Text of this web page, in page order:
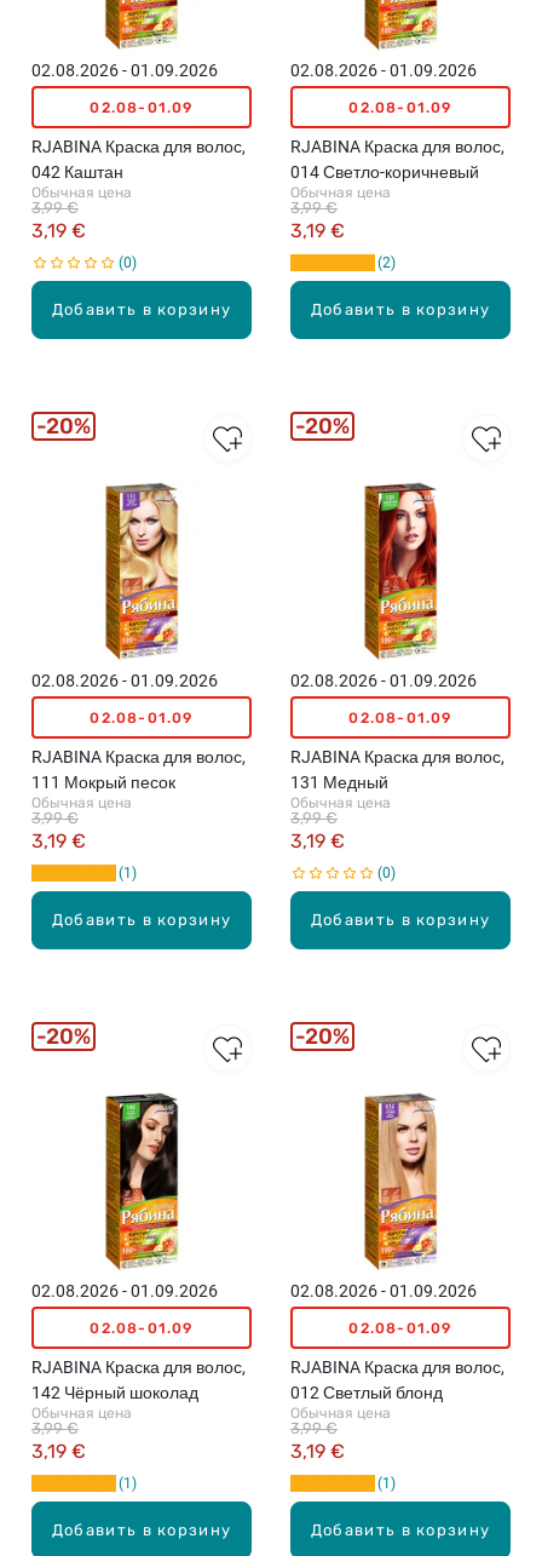
Добавить в корзину
02.08.2026 - 01.09.2026
02.08-01.09
RJABINA Краска для волос,
042 Каштан
Обычная цена
3,19 €
3,99 €
0
Добавить в корзину
02.08.2026 - 01.09.2026
02.08-01.09
RJABINA Краска для волос,
014 Светло-коричневый
Обычная цена
3,19 €
3,99 €
2
Добавить в корзину
02.08.2026 - 01.09.2026
02.08-01.09
RJABINA Краска для волос,
111 Мокрый песок
Обычная цена
3,19 €
3,99 €
1
20%
Добавить в корзину
02.08.2026 - 01.09.2026
02.08-01.09
RJABINA Краска для волос,
131 Медный
Обычная цена
3,19 €
3,99 €
0
20%
Добавить в корзину
02.08.2026 - 01.09.2026
02.08-01.09
RJABINA Краска для волос,
142 Чёрный шоколад
Обычная цена
3,19 €
3,99 €
1
20%
Добавить в корзину
02.08.2026 - 01.09.2026
02.08-01.09
RJABINA Краска для волос,
012 Светлый блонд
Обычная цена
3,19 €
3,99 €
1
20%